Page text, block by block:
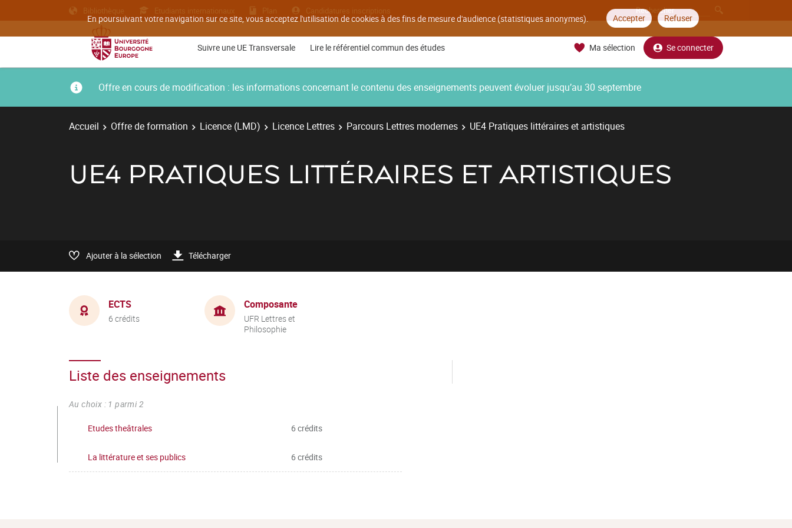
En poursuivant votre navigation sur ce site, vous acceptez l'utilisation de cookies à des fins de mesure d'audience (statistiques anonymes). Accepter Refuser
Bibliothèque Etudiants internationaux Plan Candidatures inscriptions
Suivre une UE Transversale Lire le référentiel commun des études Ma sélection Se connecter
Offre en cours de modification : les informations concernant le contenu des enseignements peuvent évoluer jusqu’au 30 septembre
Accueil Offre de formation Licence (LMD) Licence Lettres Parcours Lettres modernes UE4 Pratiques littéraires et artistiques
UE4 PRATIQUES LITTÉRAIRES ET ARTISTIQUES
Ajouter à la sélection Télécharger
ECTS
6 crédits
Composante
UFR Lettres et
Philosophie
Liste des enseignements
Au choix : 1 parmi 2
Etudes theâtrales 6 crédits
La littérature et ses publics 6 crédits